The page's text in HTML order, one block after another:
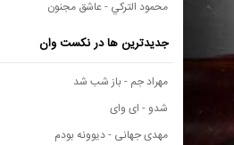
محمود التركي - عاشق مجنون
جدیدترین ها در نکست وان
مهراد جم - باز شب شد
شدو - ای وای
مهدی جهانی - دیوونه بودم